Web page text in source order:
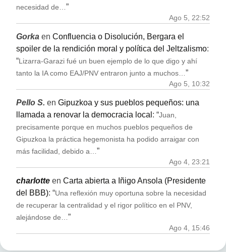
necesidad de…”
Ago 5, 22:52
Gorka en Confluencia o Disolución, Bergara el
spoiler de la rendición moral y política del Jeltzalismo:
“Lizarra-Garazi fué un buen ejemplo de lo que digo y ahí
tanto la IA como EAJ/PNV entraron junto a muchos…”
Ago 5, 10:32
Pello S. en Gipuzkoa y sus pueblos pequeños: una
llamada a renovar la democracia local : “Juan,
precisamente porque en muchos pueblos pequeños de
Gipuzkoa la práctica hegemonista ha podido arraigar con
más facilidad, debido a…”
Ago 4, 23:21
charlotte en Carta abierta a Iñigo Ansola (Presidente
del BBB): “Una reflexión muy oportuna sobre la necesidad
de recuperar la centralidad y el rigor político en el PNV,
alejándose de… ”
Ago 4, 15:46